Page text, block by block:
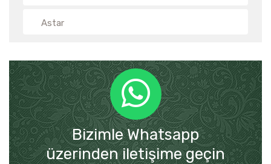
Astar
Bizimle Whatsapp
üzerinden iletişime geçin